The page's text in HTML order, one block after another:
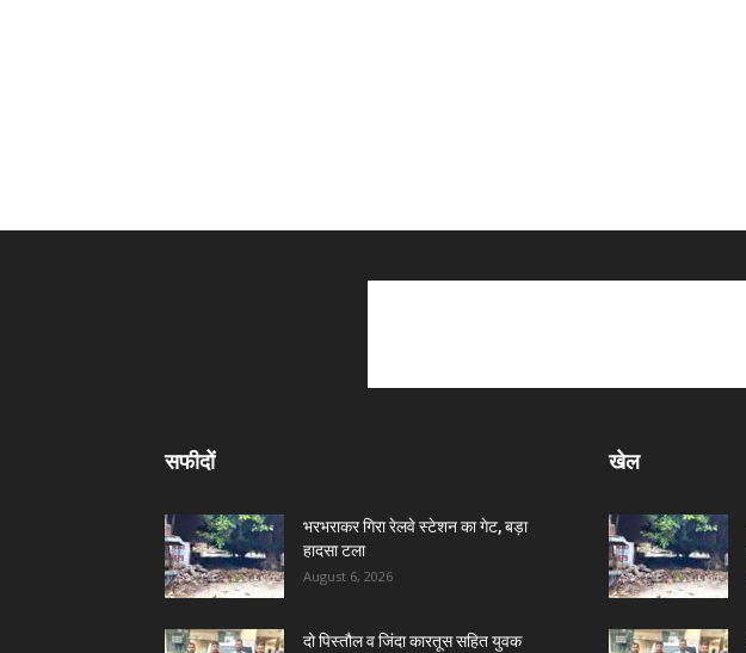
सफीदों
भरभराकर गिरा रेलवे स्टेशन का गेट, बड़ा
हादसा टला
August 6, 2026
दो पिस्तौल व जिंदा कारतूस सहित युवक
खेल